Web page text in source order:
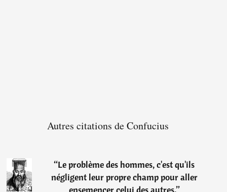
Autres citations de Confucius
“Le problème des hommes, c'est qu'ils
négligent leur propre champ pour aller